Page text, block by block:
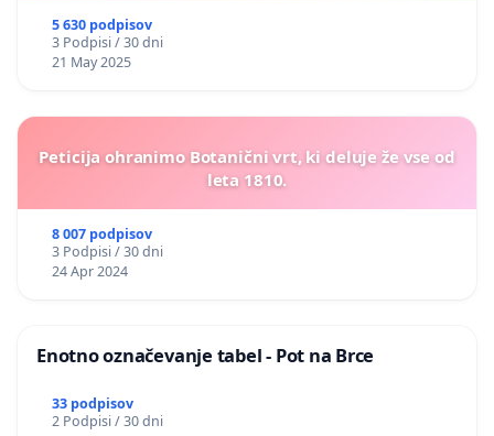
5 630 podpisov
3 Podpisi / 30 dni
21 May 2025
Peticija ohranimo Botanični vrt, ki deluje že vse od
leta 1810.
8 007 podpisov
3 Podpisi / 30 dni
24 Apr 2024
Enotno označevanje tabel - Pot na Brce
33 podpisov
2 Podpisi / 30 dni